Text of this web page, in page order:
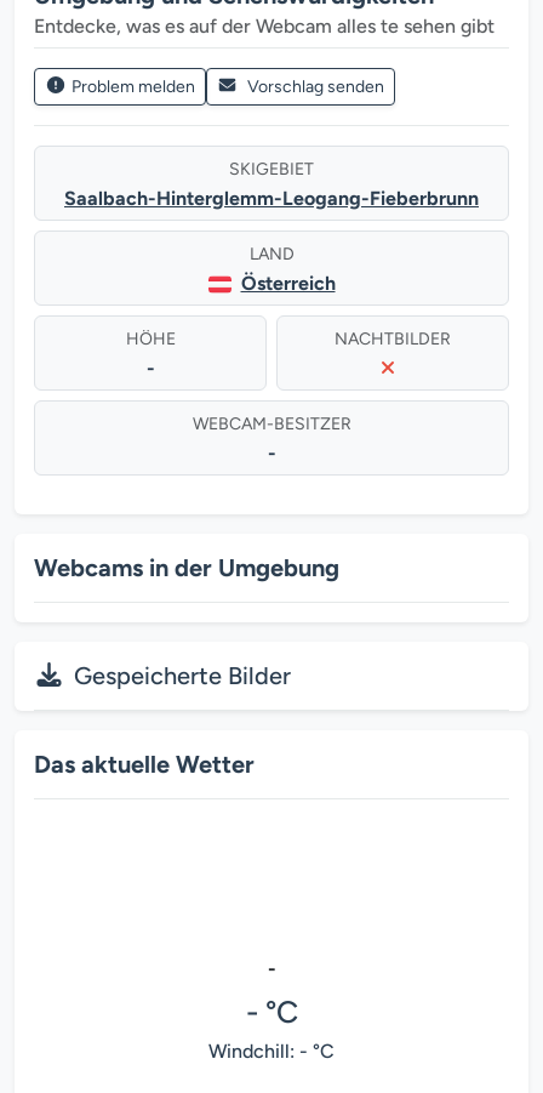
Entdecke, was es auf der Webcam alles te sehen gibt
Problem melden Vorschlag senden
SKIGEBIET
Saalbach-Hinterglemm-Leogang-Fieberbrunn
LAND
Österreich
HÖHE
-
NACHTBILDER
WEBCAM-BESITZER
-
Webcams in der Umgebung
Gespeicherte Bilder
Das aktuelle Wetter
-
- °C
Windchill: - °C